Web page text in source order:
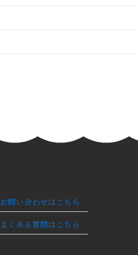
お問い合わせはこちら
よくある質問はこちら